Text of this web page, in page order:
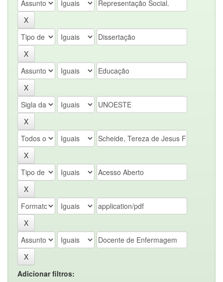
Adicionar filtros: